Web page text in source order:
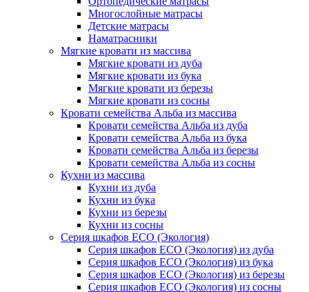
Многослойные матрасы
Детские матрасы
Наматрасники
Мягкие кровати из массива
Мягкие кровати из дуба
Мягкие кровати из бука
Мягкие кровати из березы
Мягкие кровати из сосны
Кровати семейства Альба из массива
Кровати семейства Альба из дуба
Кровати семейства Альба из бука
Кровати семейства Альба из березы
Кровати семейства Альба из сосны
Кухни из массива
Кухни из дуба
Кухни из бука
Кухни из березы
Кухни из сосны
Серия шкафов ECO (Экология)
Серия шкафов ECO (Экология) из дуба
Серия шкафов ECO (Экология) из бука
Серия шкафов ECO (Экология) из березы
Серия шкафов ECO (Экология) из сосны